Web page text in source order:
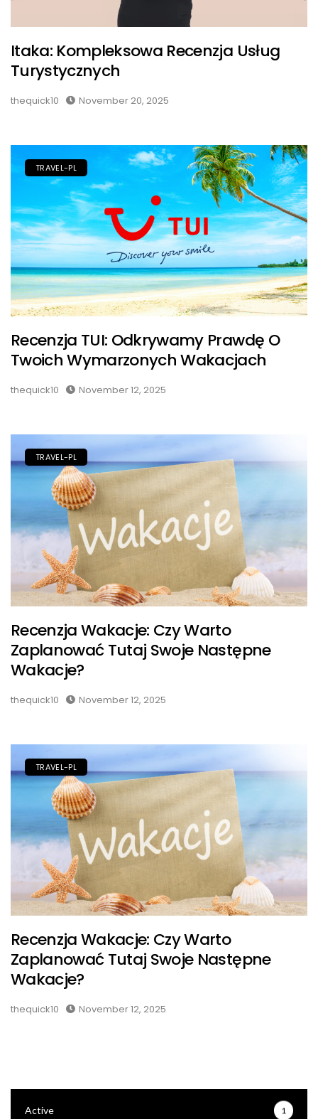
Itaka: Kompleksowa Recenzja Usług
Turystycznych
thequick10 November 20, 2025
TRAVEL-PL
Recenzja TUI: Odkrywamy Prawdę O
Twoich Wymarzonych Wakacjach
thequick10 November 12, 2025
TRAVEL-PL
Recenzja Wakacje: Czy Warto
Zaplanować Tutaj Swoje Następne
Wakacje?
thequick10 November 12, 2025
TRAVEL-PL
Recenzja Wakacje: Czy Warto
Zaplanować Tutaj Swoje Następne
Wakacje?
thequick10 November 12, 2025
Active 1